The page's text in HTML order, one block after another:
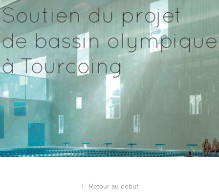
CEEST - LOGO
↑ Retour au début